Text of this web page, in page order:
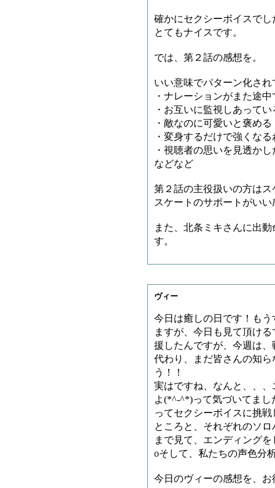
確かにセクシーボイスでし
とてもナイスです。
では、第２話の感想を。
いい意味でパターン化され
・ナレーションがまた途
・お互いに監視しあって
・敵なのに可愛いと褒める
・変身するだけで強くな
・視聴者の思いを見透か
などなど
第２話の主役扱いの方は
スケートのサポートがい
また、北条ミキさんに出
す。
ヴィー
今日は癒しの日です！も
ますが、今日も見て頂け
援したんですが、今週は
代わり、まだ皆さんの知
う！！
実はですね、なんと、、
よ(*^-^*)って気づいてま
ってセクシーボイスに挑
ところと、それぞれのソ
まで見て、エンディング
oそして、私たちの声色分
今日のヴィーの感想を、